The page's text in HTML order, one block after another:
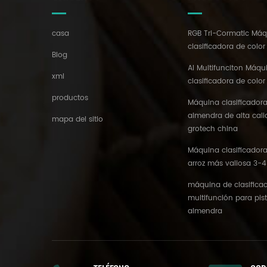
casa
Blog
xml
productos
mapa del sitio
RGB Tri-Cormatic
clasificadora de color
AI Multifunciton
clasificadora de
Máquina
almendra de alta
grotech china
Máquina
arroz más valiosa 3-
máquina de
multifunción para
almendra